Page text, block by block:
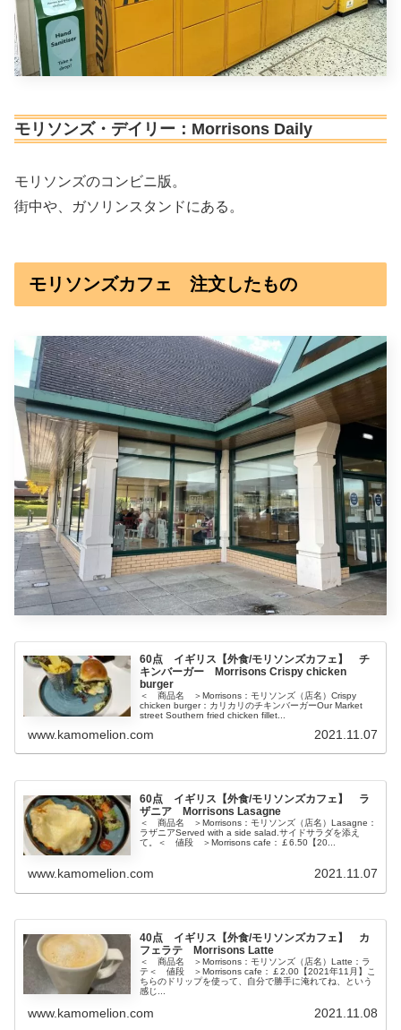
モリソンズ・デイリー：Morrisons Daily
モリソンズのコンビニ版。
街中や、ガソリンスタンドにある。
モリソンズカフェ 注文したもの
60点 イギリス【外食/モリソンズカフェ】 チ
キンバーガー Morrisons Crispy chicken
burger
＜ 商品名 ＞Morrisons：モリソンズ（店名）Crispy
chicken burger：カリカリのチキンバーガーOur Market
street Southern fried chicken fillet...
www.kamomelion.com 2021.11.07
60点 イギリス【外食/モリソンズカフェ】 ラ
ザニア Morrisons Lasagne
＜ 商品名 ＞Morrisons：モリソンズ（店名）Lasagne：
ラザニアServed with a side salad.サイドサラダを添え
て。＜ 値段 ＞Morrisons cafe：￡6.50【20...
www.kamomelion.com 2021.11.07
40点 イギリス【外食/モリソンズカフェ】 カ
フェラテ Morrisons Latte
＜ 商品名 ＞Morrisons：モリソンズ（店名）Latte：ラ
テ＜ 値段 ＞Morrisons cafe：￡2.00【2021年11月】こ
ちらのドリップを使って、自分で勝手に淹れてね、という
感じ...
www.kamomelion.com 2021.11.08